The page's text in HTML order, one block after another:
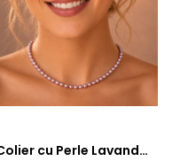
Colier cu Perle Lavanda la Baza Gatului, de 4-5 mm, Perle Rare, Calitate AAA+, Aur 14K | KASKADDA®